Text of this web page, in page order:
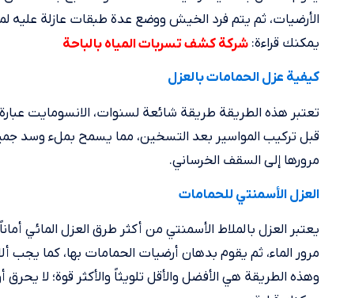
الأرضيات، ثم يتم فرد الخيش ووضع عدة طبقات عازلة عليه
يمكنك قراءة: شركة كشف تسربات المياه بالباحة
كيفية عزل الحمامات بالعزل
تعتبر هذه الطريقة طريقة شائعة لسنوات، الانسومايت
قبل تركيب المواسير بعد التسخين، مما يسمح بملء وسد
مرورها إلى السقف الخرساني.
العزل الأسمنتي للحمامات
يعتبر العزل بالملاط الأسمنتي من أكثر طرق العزل المائي
وهذه الطريقة هي الأفضل والأقل تلويثاً والأكثر قوة؛ لا